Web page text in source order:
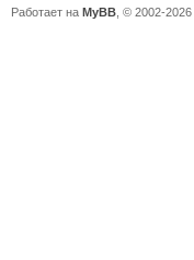
Работает на MyBB , © 2002-2026